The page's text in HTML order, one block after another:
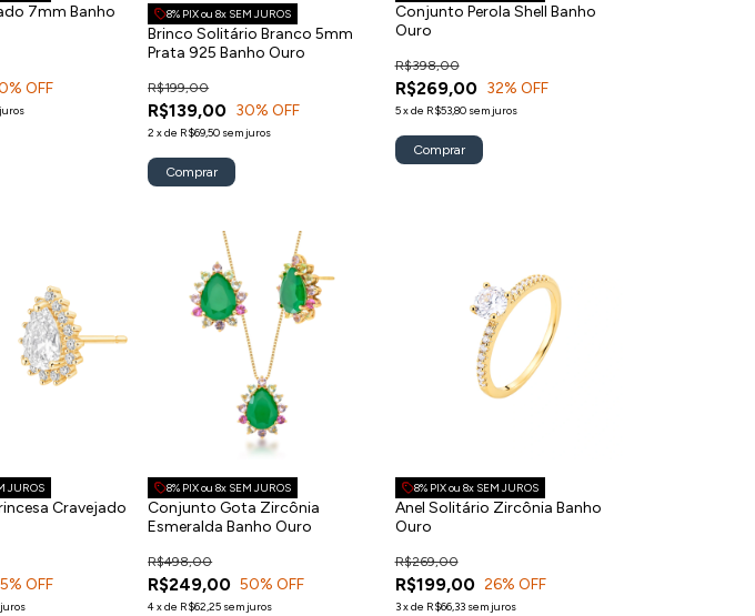
7mm Banho
% OFF
8% PIX ou 8x SEM JUROS
Brinco Solitário Branco 5mm
Prata 925 Banho Ouro
R$139,00
R$199,00
30% OFF
2 xde R$69,50 sem juros
Conjunto Perola Shell Banho
Ouro
R$269,00
R$398,00
32% OFF
5xde R$53,80 sem juros
JUROS
Cravejado
% OFF
8% PIX ou 8x SEM JUROS
Conjunto Gota Zircônia
Esmeralda Banho Ouro
R$249,00
R$498,00
50% OFF
4xde R$62,25 sem juros
8% PIX ou 8x SEM JUROS
Anel Solitário Zircônia Banho
Ouro
R$199,00
R$269,00
26% OFF
3xde R$66,33 sem juros